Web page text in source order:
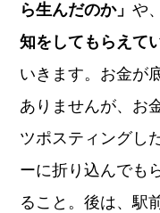
ら生んだのか」や、
知をしてもらえて
いきます。お金が
ありませんが、お
ツポスティングし
ーに折り込んでも
ること。後は、駅